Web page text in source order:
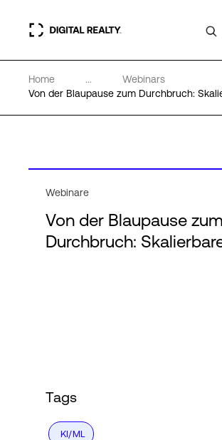
Rechenzentren
Wissenswertes
Home ...
Webinars
Von der Blaupause zum Durchbruch:
Webinare
Von der Blaupause zum
Durchbruch:
Tags
KI/ML